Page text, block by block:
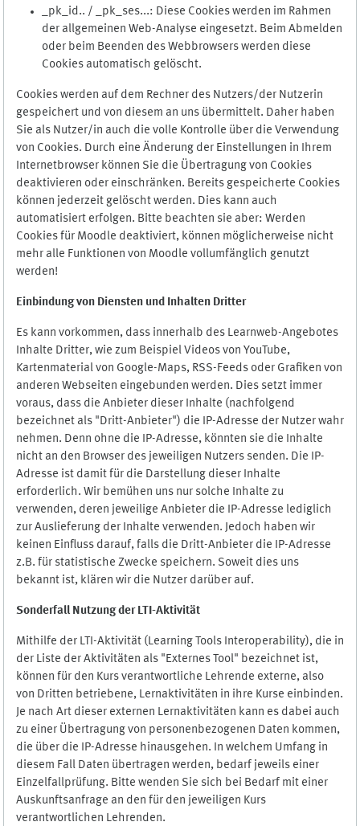
_pk_id.. / _pk_ses...: Diese Cookies werden im Rahmen
der allgemeinen Web-Analyse eingesetzt. Beim Abmelden
oder beim Beenden des Webbrowsers werden diese
Cookies automatisch gelöscht.
Cookies werden auf dem Rechner des Nutzers/der Nutzerin
gespeichert und von diesem an uns übermittelt. Daher haben
Sie als Nutzer/in auch die volle Kontrolle über die Verwendung
von Cookies. Durch eine Änderung der Einstellungen in Ihrem
Internetbrowser können Sie die Übertragung von Cookies
deaktivieren oder einschränken. Bereits gespeicherte Cookies
können jederzeit gelöscht werden. Dies kann auch
automatisiert erfolgen. Bitte beachten sie aber: Werden
Cookies für Moodle deaktiviert, können möglicherweise nicht
mehr alle Funktionen von Moodle vollumfänglich genutzt
werden!
Einbindung von Diensten und Inhalten Dritter
Es kann vorkommen, dass innerhalb des Learnweb-Angebotes
Inhalte Dritter, wie zum Beispiel Videos von YouTube,
Kartenmaterial von Google-Maps, RSS-Feeds oder Grafiken von
anderen Webseiten eingebunden werden. Dies setzt immer
voraus, dass die Anbieter dieser Inhalte (nachfolgend
bezeichnet als "Dritt-Anbieter") die IP-Adresse der Nutzer wahr
nehmen. Denn ohne die IP-Adresse, könnten sie die Inhalte
nicht an den Browser des jeweiligen Nutzers senden. Die IP-
Adresse ist damit für die Darstellung dieser Inhalte
erforderlich. Wir bemühen uns nur solche Inhalte zu
verwenden, deren jeweilige Anbieter die IP-Adresse lediglich
zur Auslieferung der Inhalte verwenden. Jedoch haben wir
keinen Einfluss darauf, falls die Dritt-Anbieter die IP-Adresse
z.B. für statistische Zwecke speichern. Soweit dies uns
bekannt ist, klären wir die Nutzer darüber auf.
Sonderfall Nutzung der LTI-Aktivität
Mithilfe der LTI-Aktivität (Learning Tools Interoperability), die in
der Liste der Aktivitäten als "Externes Tool" bezeichnet ist,
können für den Kurs verantwortliche Lehrende externe, also
von Dritten betriebene, Lernaktivitäten in ihre Kurse einbinden.
Je nach Art dieser externen Lernaktivitäten kann es dabei auch
zu einer Übertragung von personenbezogenen Daten kommen,
die über die IP-Adresse hinausgehen. In welchem Umfang in
diesem Fall Daten übertragen werden, bedarf jeweils einer
Einzelfallprüfung. Bitte wenden Sie sich bei Bedarf mit einer
Auskunftsanfrage an den für den jeweiligen Kurs
verantwortlichen Lehrenden.